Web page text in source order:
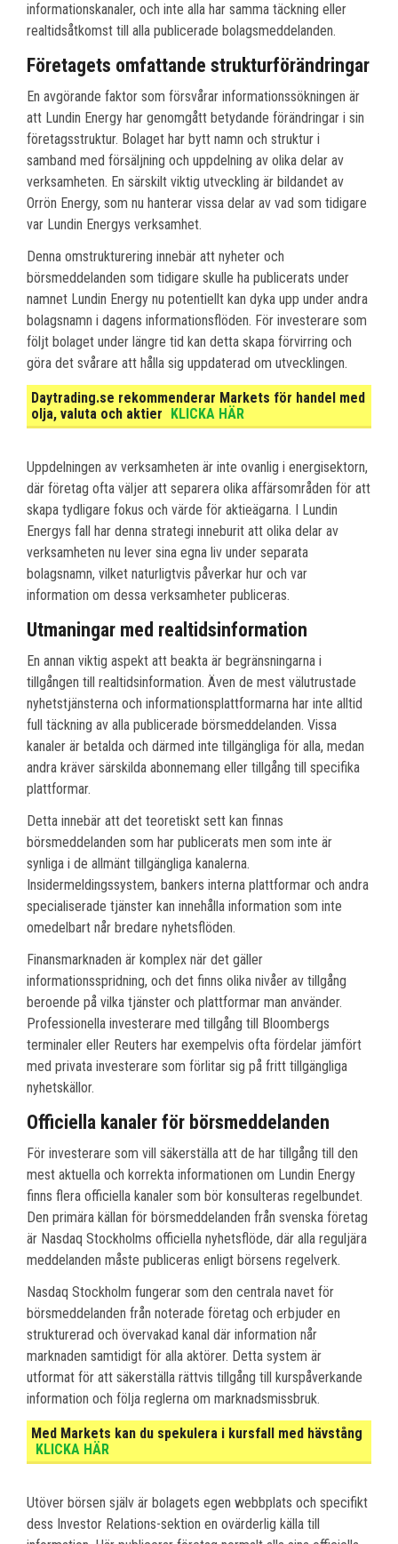
informationskanaler, och inte alla har samma täckning eller
realtidsåtkomst till alla publicerade bolagsmeddelanden.
Företagets omfattande strukturförändringar
En avgörande faktor som försvårar informationssökningen är
att Lundin Energy har genomgått betydande förändringar i sin
företagsstruktur. Bolaget har bytt namn och struktur i
samband med försäljning och uppdelning av olika delar av
verksamheten. En särskilt viktig utveckling är bildandet av
Orrön Energy, som nu hanterar vissa delar av vad som tidigare
var Lundin Energys verksamhet.
Denna omstrukturering innebär att nyheter och
börsmeddelanden som tidigare skulle ha publicerats under
namnet Lundin Energy nu potentiellt kan dyka upp under andra
bolagsnamn i dagens informationsflöden. För investerare som
följt bolaget under längre tid kan detta skapa förvirring och
göra det svårare att hålla sig uppdaterad om utvecklingen.
Daytrading.se rekommenderar Markets för handel med
olja, valuta och aktier
KLICKA HÄR
Uppdelningen av verksamheten är inte ovanlig i energisektorn,
där företag ofta väljer att separera olika affärsområden för att
skapa tydligare fokus och värde för aktieägarna. I Lundin
Energys fall har denna strategi inneburit att olika delar av
verksamheten nu lever sina egna liv under separata
bolagsnamn, vilket naturligtvis påverkar hur och var
information om dessa verksamheter publiceras.
Utmaningar med realtidsinformation
En annan viktig aspekt att beakta är begränsningarna i
tillgången till realtidsinformation. Även de mest välutrustade
nyhetstjänsterna och informationsplattformarna har inte alltid
full täckning av alla publicerade börsmeddelanden. Vissa
kanaler är betalda och därmed inte tillgängliga för alla, medan
andra kräver särskilda abonnemang eller tillgång till specifika
plattformar.
Detta innebär att det teoretiskt sett kan finnas
börsmeddelanden som har publicerats men som inte är
synliga i de allmänt tillgängliga kanalerna.
Insidermeldingssystem, bankers interna plattformar och andra
specialiserade tjänster kan innehålla information som inte
omedelbart når bredare nyhetsflöden.
Finansmarknaden är komplex när det gäller
informationsspridning, och det finns olika nivåer av tillgång
beroende på vilka tjänster och plattformar man använder.
Professionella investerare med tillgång till Bloombergs
terminaler eller Reuters har exempelvis ofta fördelar jämfört
med privata investerare som förlitar sig på fritt tillgängliga
nyhetskällor.
Officiella kanaler för börsmeddelanden
För investerare som vill säkerställa att de har tillgång till den
mest aktuella och korrekta informationen om Lundin Energy
finns flera officiella kanaler som bör konsulteras regelbundet.
Den primära källan för börsmeddelanden från svenska företag
är Nasdaq Stockholms officiella nyhetsflöde, där alla reguljära
meddelanden måste publiceras enligt börsens regelverk.
Nasdaq Stockholm fungerar som den centrala navet för
börsmeddelanden från noterade företag och erbjuder en
strukturerad och övervakad kanal där information når
marknaden samtidigt för alla aktörer. Detta system är
utformat för att säkerställa rättvis tillgång till kurspåverkande
information och följa reglerna om marknadsmissbruk.
Med Markets kan du spekulera i kursfall med hävstång
KLICKA HÄR
Utöver börsen själv är bolagets egen webbplats och specifikt
dess Investor Relations-sektion en ovärderlig källa till